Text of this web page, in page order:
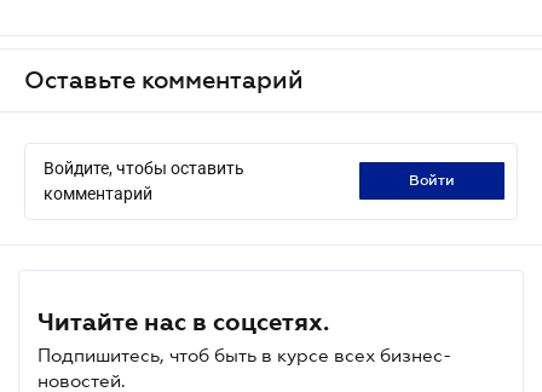
Оставьте комментарий
Войдите, чтобы оставить
комментарий
войти
Читайте нас в соцсетях.
Подпишитесь, чтоб быть в курсе всех бизнес-
новостей.